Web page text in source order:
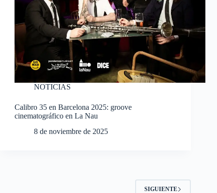
NOTICIAS
Calibro 35 en Barcelona 2025: groove
cinematográfico en La Nau
8 de noviembre de 2025
SIGUIENTE